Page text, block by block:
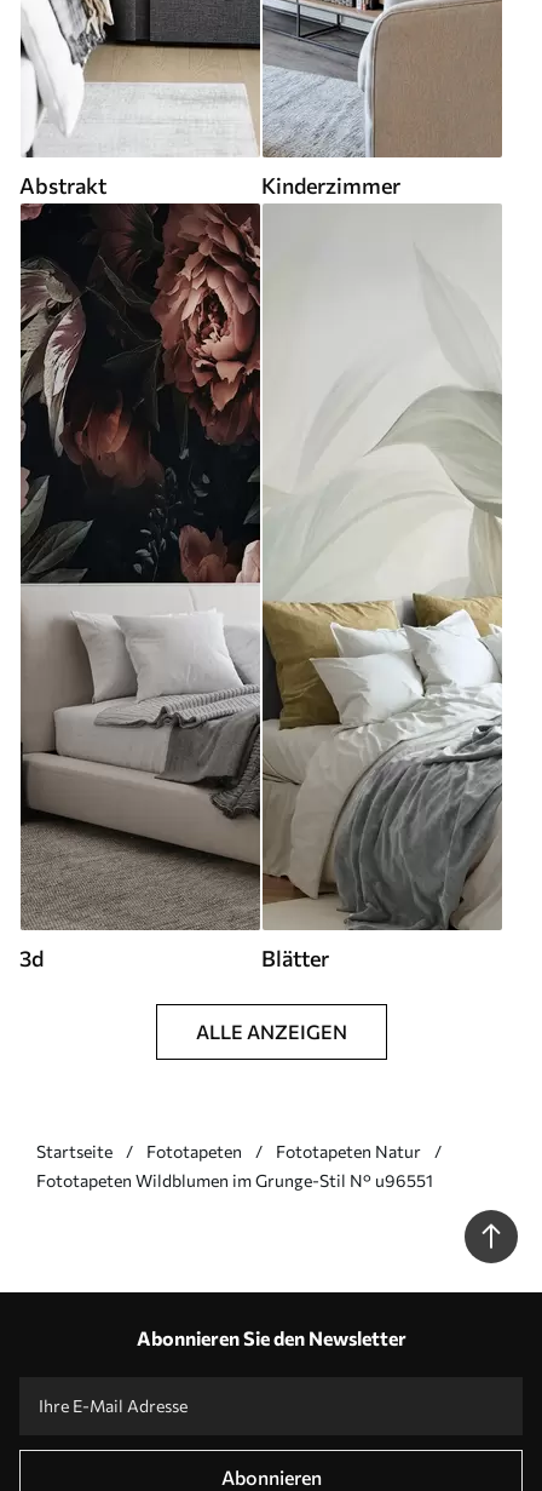
Abstrakt Kinderzimmer
3d Blätter
ALLE ANZEIGEN
Startseite Fototapeten
Fototapeten Natur
Fototapeten Wildblumen im Grunge-Stil N° u96551
Abonnieren Sie den Newsletter
Abonnieren